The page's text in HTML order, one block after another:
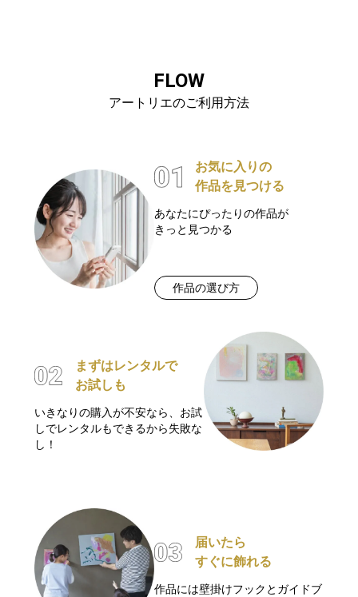
FLOW
アートリエのご利用方法
お気に入りの
作品を見つける
あなたにぴったりの作品が
きっと見つかる
作品の選び方
まずはレンタルで
お試しも
いきなりの購入が不安なら、お試
しでレンタルもできるから失敗な
し！
届いたら
すぐに飾れる
作品には壁掛けフックとガイドブ